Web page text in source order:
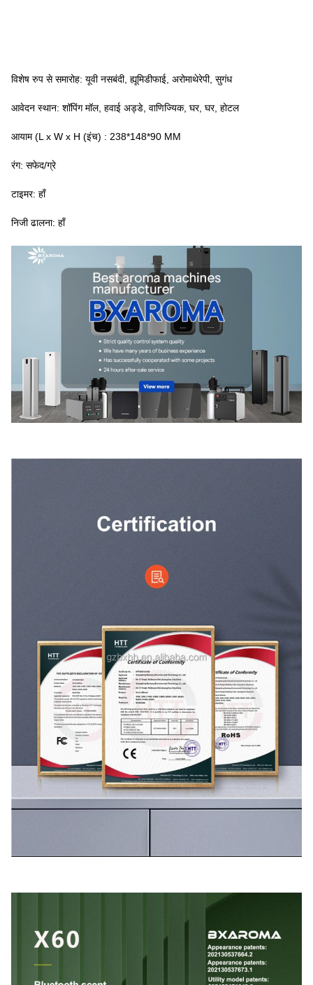
विशेष रुप से समारोह: यूवी नसबंदी, ह्यूमिडीफाई, अरोमाथेरेपी, सुगंध
आवेदन स्थान: शॉपिंग मॉल, हवाई अड्डे, वाणिज्यिक, घर, घर, होटल
आयाम (L x W x H (इंच) : 238*148*90 MM
रंग: सफेद/ग्रे
टाइमर: हाँ
निजी ढालना: हाँ